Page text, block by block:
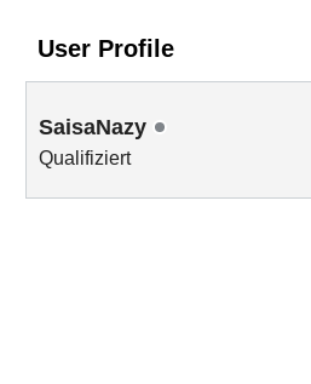
User Profile
SaisaNazy
Qualifiziert